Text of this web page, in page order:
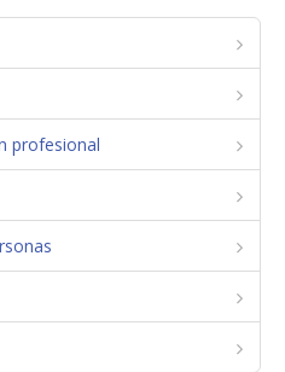
y mantenimiento
Excelencia en la
profesional